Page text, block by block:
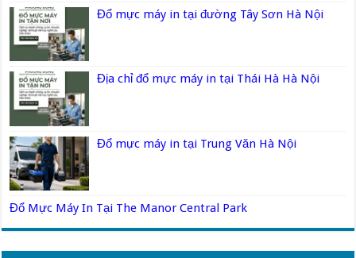
Đổ mực máy in tại đường Tây Sơn Hà Nội
Địa chỉ đổ mực máy in tại Thái Hà Hà Nội
Đổ mực máy in tại Trung Văn Hà Nội
Đổ Mực Máy In Tại The Manor Central Park